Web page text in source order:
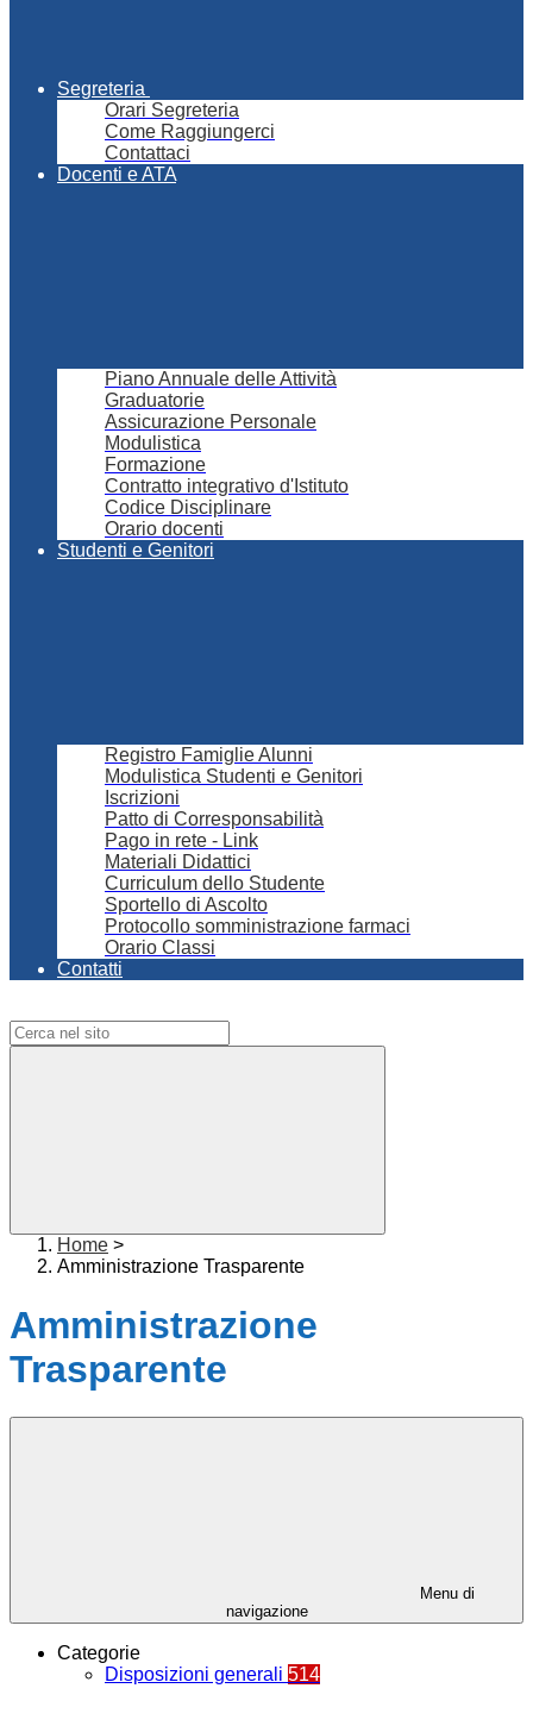
Segreteria
Orari Segreteria
Come Raggiungerci
Contattaci
Docenti e ATA
Piano Annuale delle Attività
Graduatorie
Assicurazione Personale
Modulistica
Formazione
Contratto integrativo d'Istituto
Codice Disciplinare
Orario docenti
Studenti e Genitori
Registro Famiglie Alunni
Modulistica Studenti e Genitori
Iscrizioni
Patto di Corresponsabilità
Pago in rete - Link
Materiali Didattici
Curriculum dello Studente
Sportello di Ascolto
Protocollo somministrazione farmaci
Orario Classi
Contatti
Home >
Amministrazione Trasparente
Amministrazione
Trasparente
Menu di
navigazione
Categorie
Disposizioni generali 514